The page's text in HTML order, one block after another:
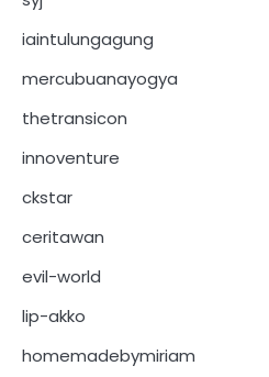
iaintulungagung
mercubuanayogya
thetransicon
innoventure
ckstar
ceritawan
evil-world
lip-akko
homemadebymiriam